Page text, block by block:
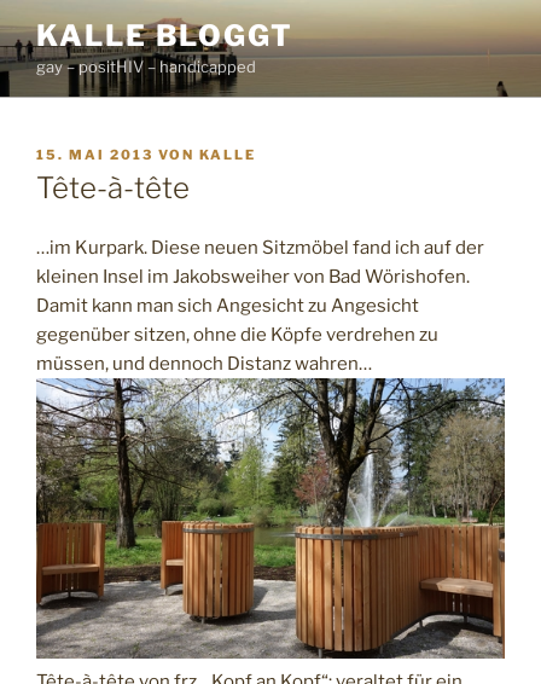
Inhalt
springen
KALLE BLOGGT
gay – positHIV – handicapped
VERÖFFENTLICHT
AM
15. MAI 2013 VON KALLE
Tête-à-tête
…im Kurpark. Diese neuen Sitzmöbel fand ich auf der
kleinen Insel im Jakobsweiher von Bad Wörishofen.
Damit kann man sich Angesicht zu Angesicht
gegenüber sitzen, ohne die Köpfe verdrehen zu
müssen, und dennoch Distanz wahren…